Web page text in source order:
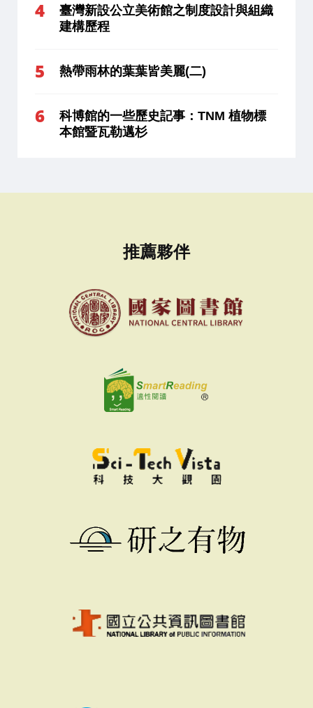
臺灣新設公立美術館之制度設計與組織
建構歷程
熱帶雨林的葉葉皆美麗(二)
科博館的一些歷史記事：TNM 植物標
本館暨瓦勒邁杉
推薦夥伴